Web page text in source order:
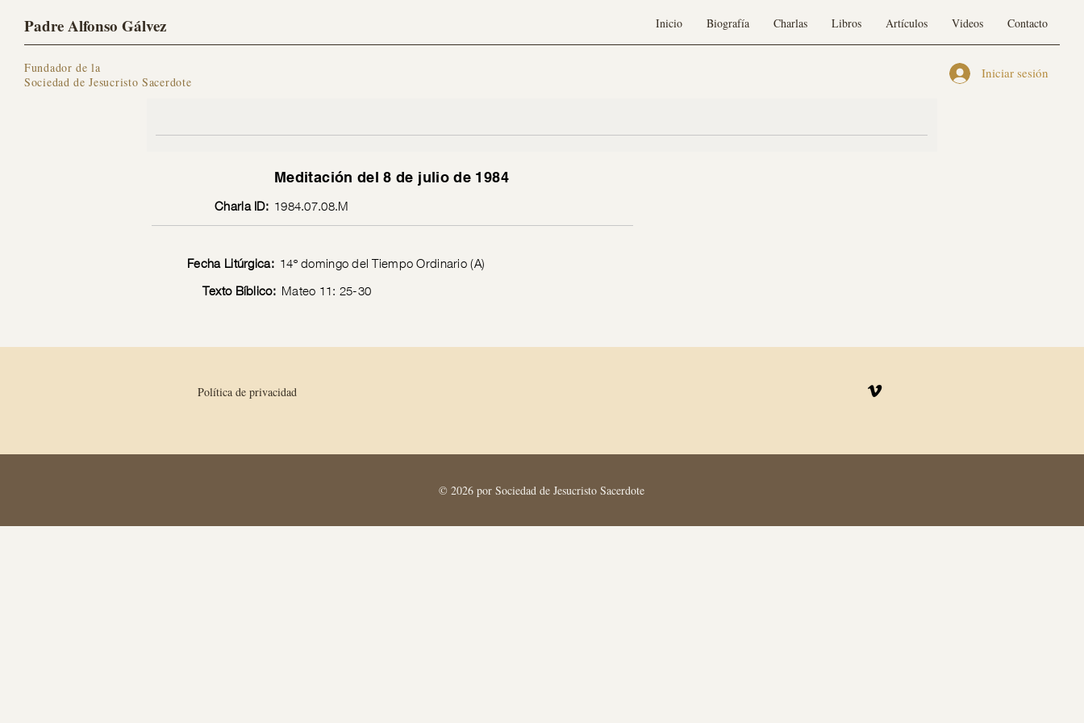
Padre Alfonso Gálvez
Fundador de la
Sociedad de Jesucristo Sacerdote
Inicio Biografía Charlas Libros Artículos Videos Contacto
Iniciar sesión
Meditación del 8 de julio de 1984
Charla ID: 1984.07.08.M
Fecha Litúrgica: 14º domingo del Tiempo Ordinario (A)
Texto Bíblico: Mateo 11: 25-30
Política de privacidad
© 2026 por Sociedad de Jesucristo Sacerdote